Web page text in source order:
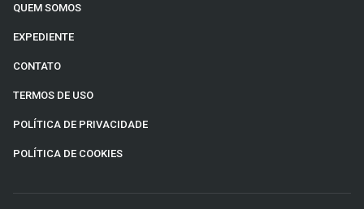
QUEM SOMOS
EXPEDIENTE
CONTATO
TERMOS DE USO
POLÍTICA DE PRIVACIDADE
POLÍTICA DE COOKIES